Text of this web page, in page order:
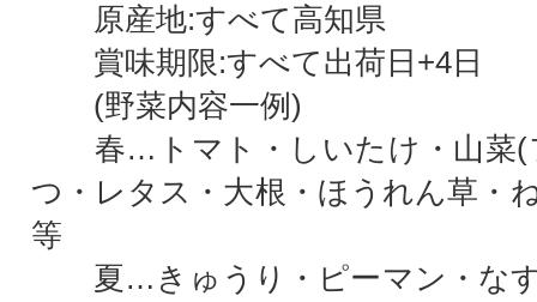
原産地:すべて高知県
賞味期限:すべて出荷日+4日
(野菜内容一例)
春…トマト・しいたけ・山菜(
つ・レタス・大根・ほうれん草・
等
夏…きゅうり・ピーマン・なす